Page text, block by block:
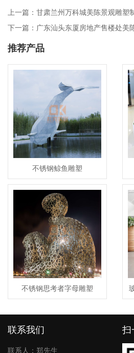
上一篇：甘肃兰州万科城美陈景观雕塑
下一篇：广东汕头东厦房地产售楼处美
推荐产品
不锈钢鲸鱼雕塑
不锈钢思考者字母雕塑
联系我们
联系人：郑先生
扫